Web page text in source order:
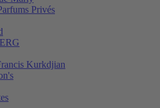
Privés
Kurkdjian